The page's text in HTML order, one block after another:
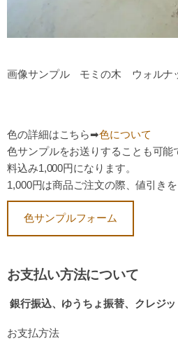
画像サンプル モミの木 ウォルナ
色の詳細はこちら➡色について
色サンプルをお送りすることも可能
料込み1,000円になります。
1,000円は商品ご注文の際、値引き
色サンプルフォーム
お支払い方法について
銀行振込、ゆうちょ振替、クレジッ
お支払方法